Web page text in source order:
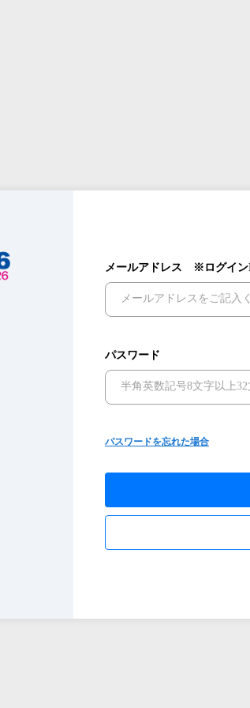
メールアドレス ※ログイン
パスワード
パスワードを忘れた場合